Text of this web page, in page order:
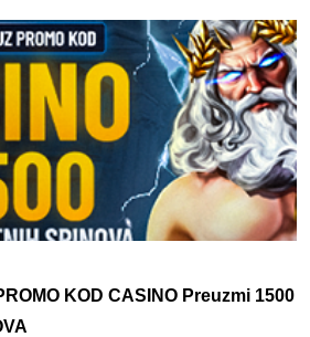
KOD CASINO Preuzmi 1500